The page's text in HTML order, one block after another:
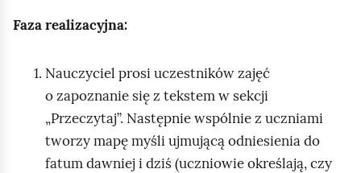
Faza realizacyjna:
Nauczyciel prosi uczestników zajęć
o zapoznanie się z tekstem w sekcji
„Przeczytaj”. Następnie wspólnie z uczniami
tworzy mapę myśli ujmującą odniesienia do
fatum dawniej i dziś (uczniowie określają, czy